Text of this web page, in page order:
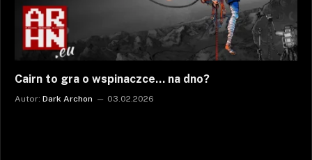
Cairn to gra o wspinaczce… na dno?
Autor: Dark Archon 03.02.2026